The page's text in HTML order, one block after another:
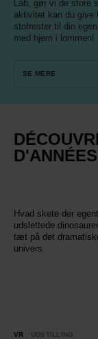
Lab, gør vi de store
aktivitet kan du give
stofrester til din
med hjem i lommen!
SE MERE
Hvad skete der
udslettede
tæt på det
univers.
VR UDSTILLING